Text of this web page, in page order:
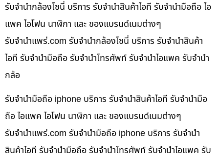
รับจำนำกล้องโซนี่ บริการ รับจำนำสินค้าไอที รับจำนำมือถือ ไอ
แพค ไอโฟน นาฬิกา และ ของแบรนด์เนมต่างๆ
รับจํานําแพร่.com รับจำนำกล้องโซนี่ บริการ รับจำนำสินค้า
ไอที รับจำนำมือถือ รับจำนำโทรศัพท์ รับจำนำไอแพค รับจำนำ
กล้อ
รับจำนำมือถือ iphone บริการ รับจำนำสินค้าไอที รับจำนำมือ
ถือ ไอแพค ไอโฟน นาฬิกา และ ของแบรนด์เนมต่างๆ
รับจํานําแพร่.com รับจำนำมือถือ iphone บริการ รับจำนำ
สินค้าไอที รับจำนำมือถือ รับจำนำโทรศัพท์ รับจำนำไอแพค รับ